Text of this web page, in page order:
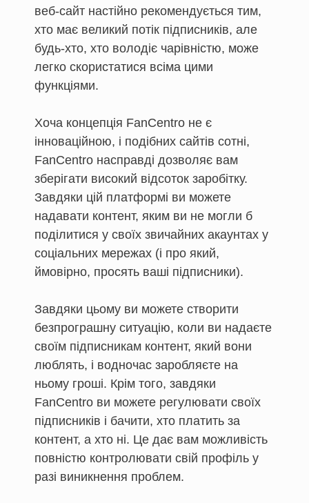
веб-сайт настійно рекомендується тим,
хто має великий потік підписників, але
будь-хто, хто володіє чарівністю, може
легко скористатися всіма цими
функціями.
Хоча концепція FanCentro не є
інноваційною, і подібних сайтів сотні,
FanCentro насправді дозволяє вам
зберігати високий відсоток заробітку.
Завдяки цій платформі ви можете
надавати контент, яким ви не могли б
поділитися у своїх звичайних акаунтах у
соціальних мережах (і про який,
ймовірно, просять ваші підписники).
Завдяки цьому ви можете створити
безпрограшну ситуацію, коли ви надаєте
своїм підписникам контент, який вони
люблять, і водночас заробляєте на
ньому гроші. Крім того, завдяки
FanCentro ви можете регулювати своїх
підписників і бачити, хто платить за
контент, а хто ні. Це дає вам можливість
повністю контролювати свій профіль у
разі виникнення проблем.